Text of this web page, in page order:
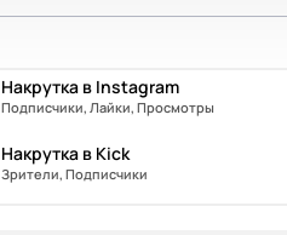
Накрутка в Instagram
Подписчики, Лайки, Просмотры
Накрутка в Kick
Зрители, Подписчики